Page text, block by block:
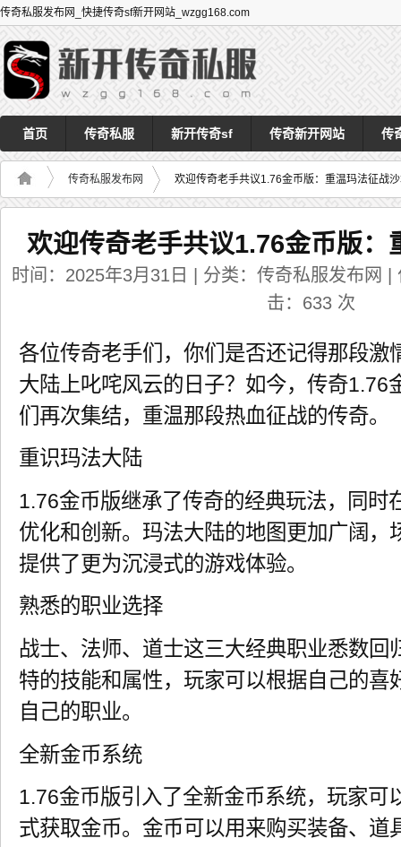
传奇私服发布网_快捷传奇sf新开网站_wzgg168.com
首页 传奇私服 新开传奇sf 传奇新开网站 传
传奇私服发布网 欢迎传奇老手共议1.76金币版：重温玛法征战
欢迎传奇老手共议1.76金币版：
时间：2025年3月31日 | 分类：传奇私服发布网
击： 633 次
各位传奇老手们，你们是否还记得那段激
大陆上叱咤风云的日子？如今，传奇1.76
们再次集结，重温那段热血征战的传奇。
重识玛法大陆
1.76金币版继承了传奇的经典玩法，同时
优化和创新。玛法大陆的地图更加广阔，
提供了更为沉浸式的游戏体验。
熟悉的职业选择
战士、法师、道士这三大经典职业悉数回
特的技能和属性，玩家可以根据自己的喜
自己的职业。
全新金币系统
1.76金币版引入了全新金币系统，玩家可
式获取金币。金币可以用来购买装备、道